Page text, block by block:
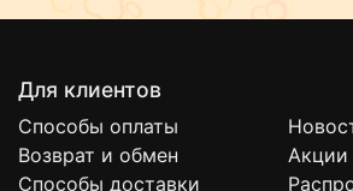
Для клиентов
Способы оплаты
Возврат и обмен
Способы доставки
Акции